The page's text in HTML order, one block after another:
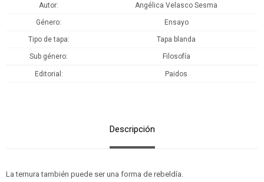
Autor Angélica Velasco Sesma
Género Ensayo
Tipo de tapa Tapa blanda
Sub género Filosofía
Editorial Paidos
Descripción
La ternura también puede ser una forma de rebeldía.